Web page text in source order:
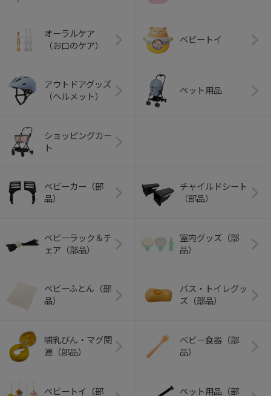
オーラルケア
（お口のケア）
ベビートイ
アウトドアグッズ
（ヘルメット）
ペット用品
ショッピングカー
ト
ベビーカー（部
品）
チャイルドシート
（部品）
ベビーラック＆チ
ェア（部品）
室内グッズ（部
品）
ベビーふとん（部
品）
バス・トイレグッ
ズ（部品）
哺乳びん・マグ関
連（部品）
ベビー食器（部
品）
ベビートイ（部
ペット用品（部